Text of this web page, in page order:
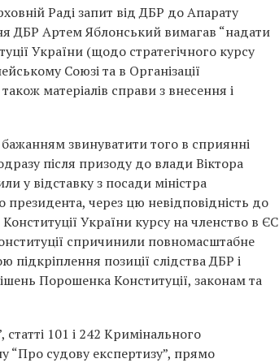
Раді запит від ДБР до Апарату
ДБР Артем Яблонський вимагав “надати
України (щодо стратегічного курсу
Союзі та в Організації
матеріалів справи з внесення і
звинуватити того в сприянні
після призоду до влади Віктора
у відставку з посади міністра
президента, через цю невідповідність до
України курсу на членство в ЄС
спричинили повномасштабне
позиції слідства ДБР і
Порошенка Конституції, законам та
101 і 242 Кримінального
“Про судову експертизу”, прямо